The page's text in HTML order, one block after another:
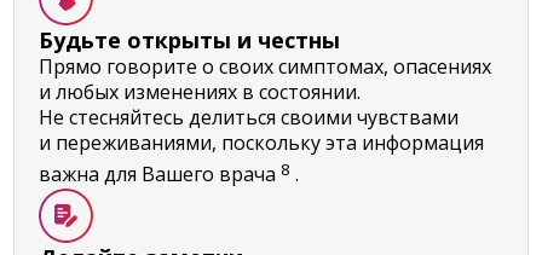
Будьте открыты и честны
Прямо говорите о своих симптомах, опасениях
и любых изменениях в состоянии.
Не стесняйтесь делиться своими чувствами
и переживаниями, поскольку эта информация
важна для Вашего врача 8 .